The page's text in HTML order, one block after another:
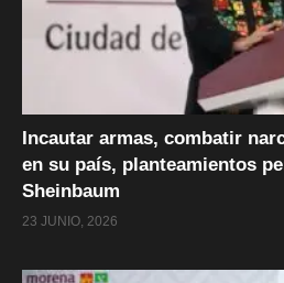
Incautar armas, combatir
en su país, planteamientos
Sheinbaum
23 JUNIO, 2026